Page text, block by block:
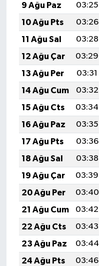
9 Ağu Paz
03:25
10 Ağu Pts
03:26
11 Ağu Sal
03:28
12 Ağu Çar
03:29
13 Ağu Per
03:31
14 Ağu Cum
03:32
15 Ağu Cts
03:34
16 Ağu Paz
03:35
17 Ağu Pts
03:36
18 Ağu Sal
03:38
19 Ağu Çar
03:39
20 Ağu Per
03:40
21 Ağu Cum
03:42
22 Ağu Cts
03:43
23 Ağu Paz
03:44
24 Ağu Pts
03:46